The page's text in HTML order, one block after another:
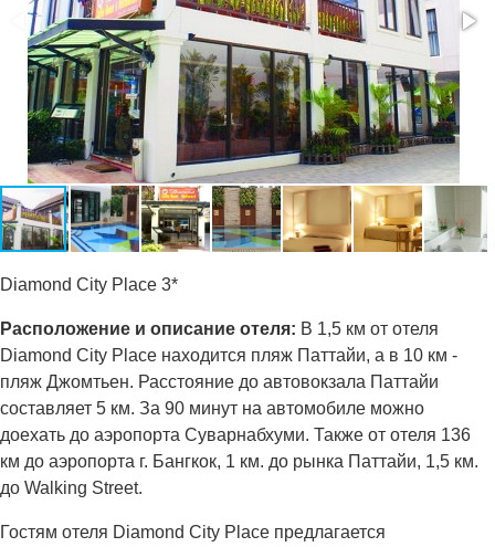
Diamond City Place 3*
Расположение и описание отеля: В 1,5 км от отеля
Diamond City Place находится пляж Паттайи, а в 10 км -
пляж Джомтьен. Расстояние до автовокзала Паттайи
составляет 5 км. За 90 минут на автомобиле можно
доехать до аэропорта Суварнабхуми. Также от отеля 136
км до аэропорта г. Бангкок, 1 км. до рынка Паттайи, 1,5 км.
до Walking Street.
Гостям отеля Diamond City Place предлагается